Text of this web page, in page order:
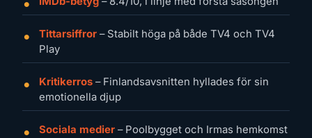
Tittarsiffror – Stabilt höga på både TV4 och TV4
Play
Kritikerros – Finlandsavsnitten hyllades för sin
emotionella djup
Sociala medier – Poolbygget och Irmas hemkomst